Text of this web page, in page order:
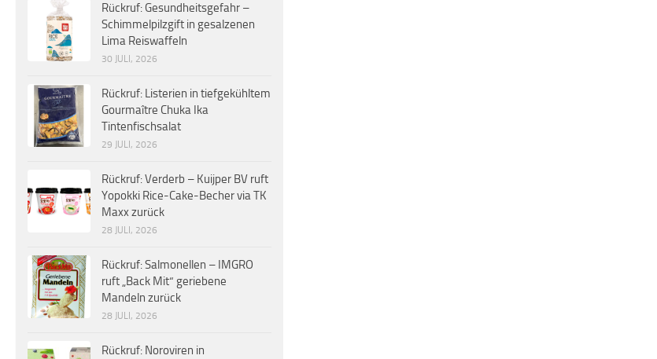
Rückruf: Gesundheitsgefahr –
Schimmelpilzgift in gesalzenen
Lima Reiswaffeln
30 JULI, 2026
Rückruf: Listerien in tiefgekühltem
Gourmaître Chuka Ika
Tintenfischsalat
29 JULI, 2026
Rückruf: Verderb – Kuijper BV ruft
Yopokki Rice-Cake-Becher via TK
Maxx zurück
28 JULI, 2026
Rückruf: Salmonellen – IMGRO
ruft „Back Mit“ geriebene
Mandeln zurück
28 JULI, 2026
Rückruf: Noroviren in